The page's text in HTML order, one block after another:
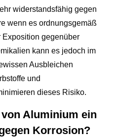
widerstandsfähig gegen
wenn es ordnungsgemäß
gegenüber
kann es jedoch im
Ausbleichen
und
dieses Risiko.
Aluminium ein
Korrosion?